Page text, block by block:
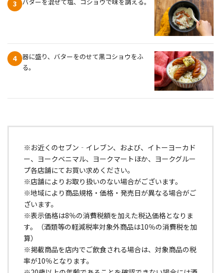
3
4
器に盛り、バターをのせて黒コショウをふ
る。
※お近くのセブン‐イレブン、および、イトーヨーカド
ー、ヨークベニマル、ヨークマートほか、ヨークグルー
プ各店舗にてお買い求めください。
※店舗によりお取り扱いのない場合がございます。
※地域により商品規格・価格・発売日が異なる場合がご
ざいます。
※表示価格は8％の消費税額を加えた税込価格となりま
す。（酒類等の軽減税率対象外商品は10％の消費税を加
算）
※掲載商品を店内でご飲食される場合は、対象商品の税
率が10％となります。